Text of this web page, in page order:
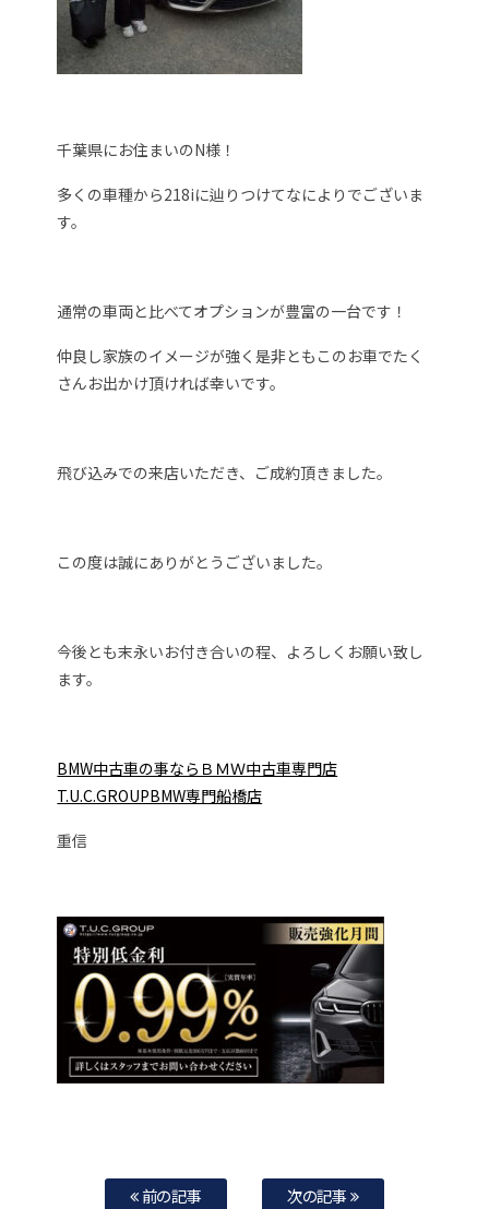
千葉県にお住まいのN様！
多くの車種から218iに辿りつけてなによりでございま
す。
通常の車両と比べてオプションが豊富の一台です！
仲良し家族のイメージが強く是非ともこのお車でたく
さんお出かけ頂ければ幸いです。
飛び込みでの来店いただき、ご成約頂きました。
この度は誠にありがとうございました。
今後とも末永いお付き合いの程、よろしくお願い致し
ます。
BMW中古車の事ならＢＭＷ中古車専門店
T.U.C.GROUPBMW専門船橋店
重信
前の記事 次の記事